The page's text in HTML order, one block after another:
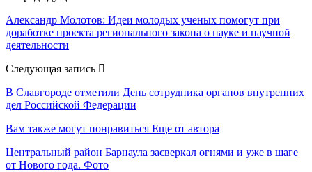
Александр Молотов: Идеи молодых ученых помогут при
доработке проекта регионального закона о науке и научной
деятельности
Следующая запись
В Славгороде отметили День сотрудника органов внутренних
дел Российской Федерации
Вам также могут понравиться Еще от автора
Центральный район Барнаула засверкал огнями и уже в шаге
от Нового года. Фото